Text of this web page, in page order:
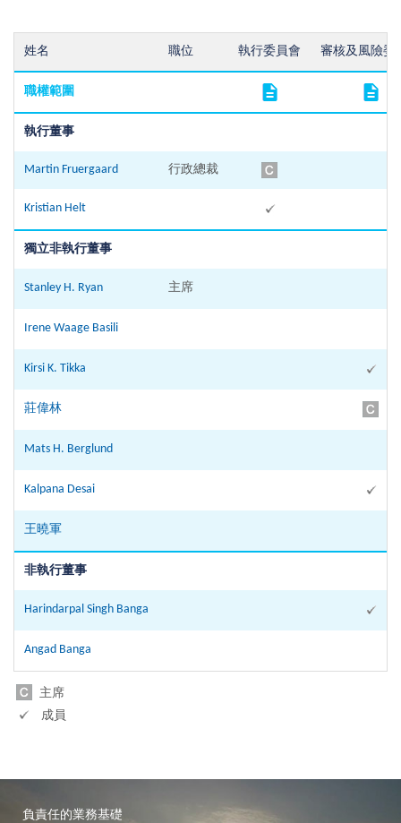
姓名 職位 執行委員會 審核及風險委
職權範圍
執行董事
Martin Fruergaard 行政總裁
Kristian Helt
獨立非執行董事
Stanley H. Ryan 主席
Irene Waage Basili
Kirsi K. Tikka
莊偉林
Mats H. Berglund
Kalpana Desai
王曉軍
非執行董事
Harindarpal Singh Banga
Angad Banga
主席
成員
負責任的業務基礎